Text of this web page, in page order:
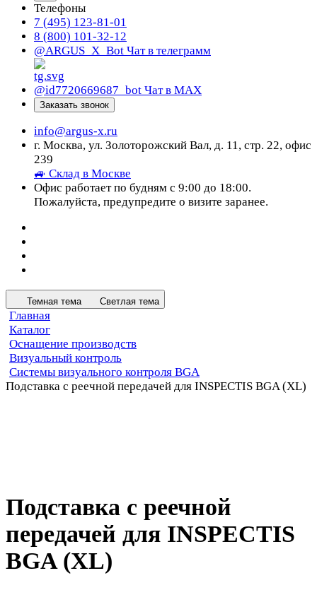
Телефоны
7 (495) 123-81-01
8 (800) 101-32-12
@ARGUS_X_Bot Чат в телеграмм
@id7720669687_bot Чат в МАХ
Заказать звонок
info@argus-x.ru
г. Москва, ул. Золоторожский Вал, д. 11, стр. 22, офис
239
🚙 Склад в Москве
Офис работает по будням с 9:00 до 18:00.
Пожалуйста, предупредите о визите заранее.
Темная тема Светлая тема
Главная
Каталог
Оснащение производств
Визуальный контроль
Cистемы визуального контроля BGA
Подставка с реечной передачей для INSPECTIS BGA (XL)
Подставка с реечной
передачей для INSPECTIS
BGA (XL)